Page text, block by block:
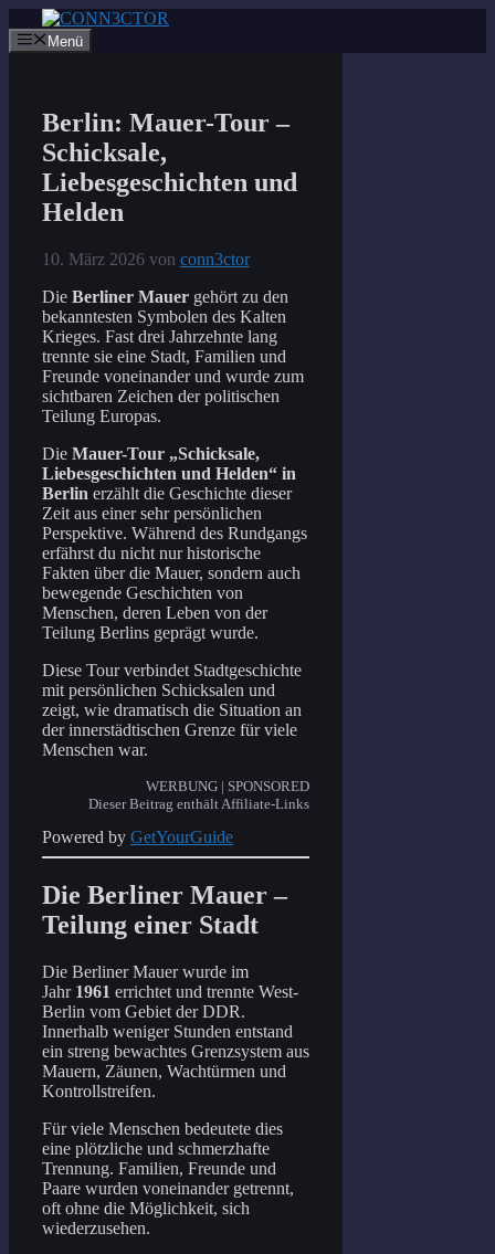
Inhalt
springen
Menü
Berlin: Mauer-Tour –
Schicksale,
Liebesgeschichten und
Helden
10. März 2026 von conn3ctor
Die Berliner Mauer gehört zu den
bekanntesten Symbolen des Kalten
Krieges. Fast drei Jahrzehnte lang
trennte sie eine Stadt, Familien und
Freunde voneinander und wurde zum
sichtbaren Zeichen der politischen
Teilung Europas.
Die Mauer-Tour „Schicksale,
Liebesgeschichten und Helden“ in
Berlin erzählt die Geschichte dieser
Zeit aus einer sehr persönlichen
Perspektive. Während des Rundgangs
erfährst du nicht nur historische
Fakten über die Mauer, sondern auch
bewegende Geschichten von
Menschen, deren Leben von der
Teilung Berlins geprägt wurde.
Diese Tour verbindet Stadtgeschichte
mit persönlichen Schicksalen und
zeigt, wie dramatisch die Situation an
der innerstädtischen Grenze für viele
Menschen war.
WERBUNG | SPONSORED
Dieser Beitrag enthält Affiliate-Links
Powered by GetYourGuide
Die Berliner Mauer –
Teilung einer Stadt
Die Berliner Mauer wurde im
Jahr 1961 errichtet und trennte West-
Berlin vom Gebiet der DDR.
Innerhalb weniger Stunden entstand
ein streng bewachtes Grenzsystem aus
Mauern, Zäunen, Wachtürmen und
Kontrollstreifen.
Für viele Menschen bedeutete dies
eine plötzliche und schmerzhafte
Trennung. Familien, Freunde und
Paare wurden voneinander getrennt,
oft ohne die Möglichkeit, sich
wiederzusehen.